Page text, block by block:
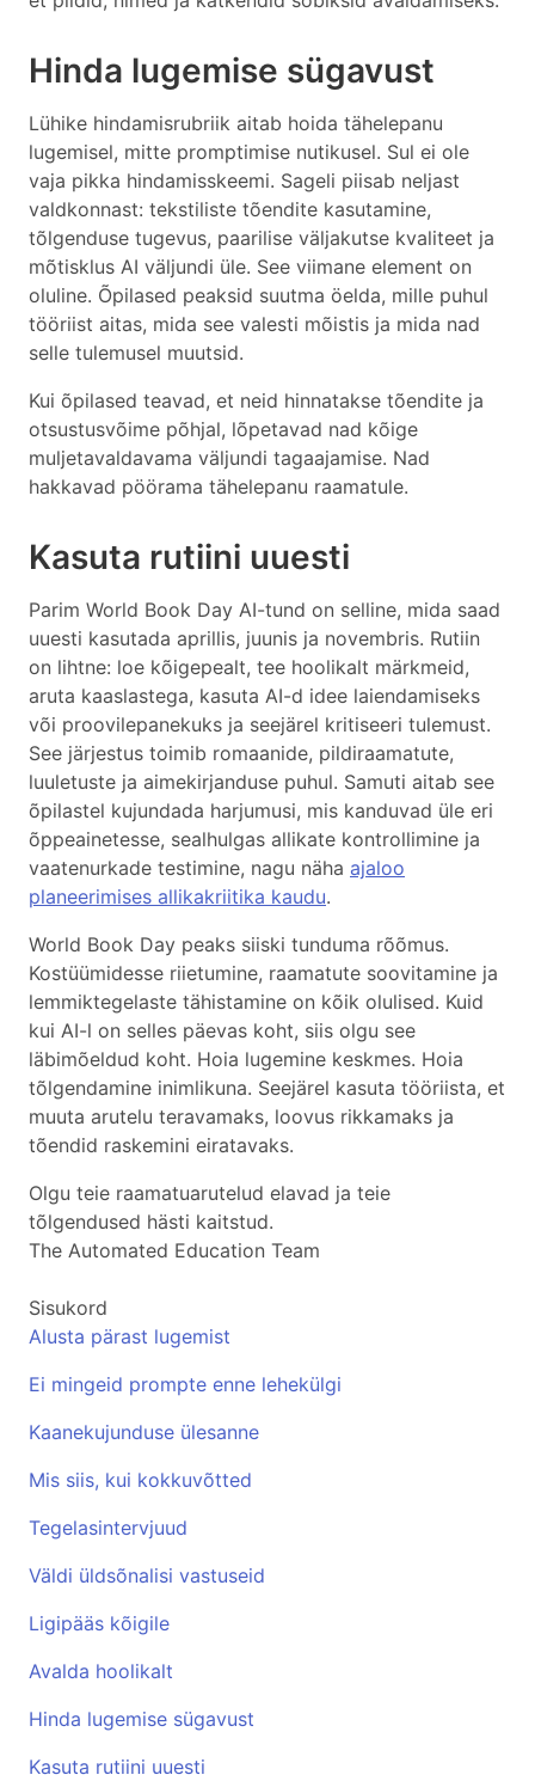
Hinda lugemise sügavust
Lühike hindamisrubriik aitab hoida tähelepanu
lugemisel, mitte promptimise nutikusel. Sul ei ole
vaja pikka hindamisskeemi. Sageli piisab neljast
valdkonnast: tekstiliste tõendite kasutamine,
tõlgenduse tugevus, paarilise väljakutse kvaliteet ja
mõtisklus AI väljundi üle. See viimane element on
oluline. Õpilased peaksid suutma öelda, mille puhul
tööriist aitas, mida see valesti mõistis ja mida nad
selle tulemusel muutsid.
Kui õpilased teavad, et neid hinnatakse tõendite ja
otsustusvõime põhjal, lõpetavad nad kõige
muljetavaldavama väljundi tagaajamise. Nad
hakkavad pöörama tähelepanu raamatule.
Kasuta rutiini uuesti
Parim World Book Day AI-tund on selline, mida saad
uuesti kasutada aprillis, juunis ja novembris. Rutiin
on lihtne: loe kõigepealt, tee hoolikalt märkmeid,
aruta kaaslastega, kasuta AI-d idee laiendamiseks
või proovilepanekuks ja seejärel kritiseeri tulemust.
See järjestus toimib romaanide, pildiraamatute,
luuletuste ja aimekirjanduse puhul. Samuti aitab see
õpilastel kujundada harjumusi, mis kanduvad üle eri
õppeainetesse, sealhulgas allikate kontrollimine ja
vaatenurkade testimine, nagu näha ajaloo
planeerimises allikakriitika kaudu.
World Book Day peaks siiski tunduma rõõmus.
Kostüümidesse riietumine, raamatute soovitamine ja
lemmiktegelaste tähistamine on kõik olulised. Kuid
kui AI-l on selles päevas koht, siis olgu see
läbimõeldud koht. Hoia lugemine keskmes. Hoia
tõlgendamine inimlikuna. Seejärel kasuta tööriista, et
muuta arutelu teravamaks, loovus rikkamaks ja
tõendid raskemini eiratavaks.
Olgu teie raamatuarutelud elavad ja teie
tõlgendused hästi kaitstud.
The Automated Education Team
Sisukord
Alusta pärast lugemist
Ei mingeid prompte enne lehekülgi
Kaanekujunduse ülesanne
Mis siis, kui kokkuvõtted
Tegelasintervjuud
Väldi üldsõnalisi vastuseid
Ligipääs kõigile
Avalda hoolikalt
Hinda lugemise sügavust
Kasuta rutiini uuesti